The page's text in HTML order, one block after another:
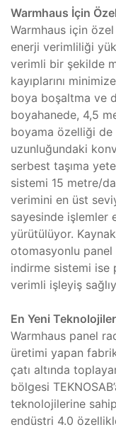
Warmhaus İçin
Warmhaus için
enerji verimliliği
verimli bir şekilde
kayıplarını
boya boşaltma ve
boyahanede, 4,5
boyama özelliği
uzunluğundaki
serbest taşıma
sistemi 15 metre/
verimini en üst
sayesinde işlemler
yürütülüyor.
otomasyonlu
indirme sistemi ise
verimli işleyiş
En Yeni
Warmhaus panel
üretimi yapan
çatı altında
bölgesi
teknolojilerine
endüstri 4.0